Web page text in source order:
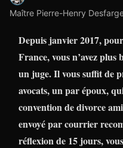
Maître Pierre-Henry
Depuis janvier 2017,
France, vous n’avez
un juge. Il vous suffit de
avocats, un par époux,
convention de divorce
envoyé par courrier
réflexion de 15 jours,